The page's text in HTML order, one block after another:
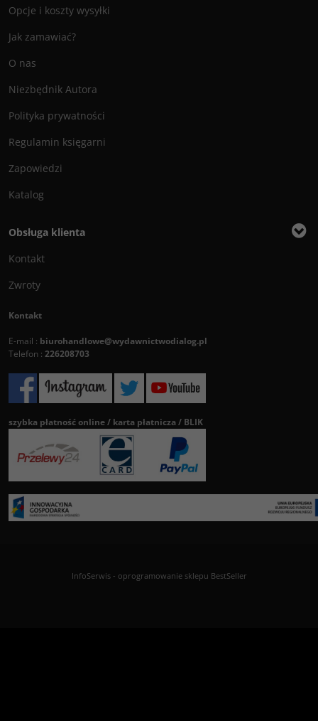
Opcje i koszty wysyłki
Jak zamawiać?
O nas
Niezbędnik Autora
Polityka prywatności
Regulamin księgarni
Zapowiedzi
Katalog
Obsługa klienta
Kontakt
Zwroty
Kontakt
E-mail : biurohandlowe@wydawnictwodialog.pl
Telefon : 226208703
szybka płatność online / karta płatnicza / BLIK
InfoSerwis- oprogramowanie sklepu BestSeller